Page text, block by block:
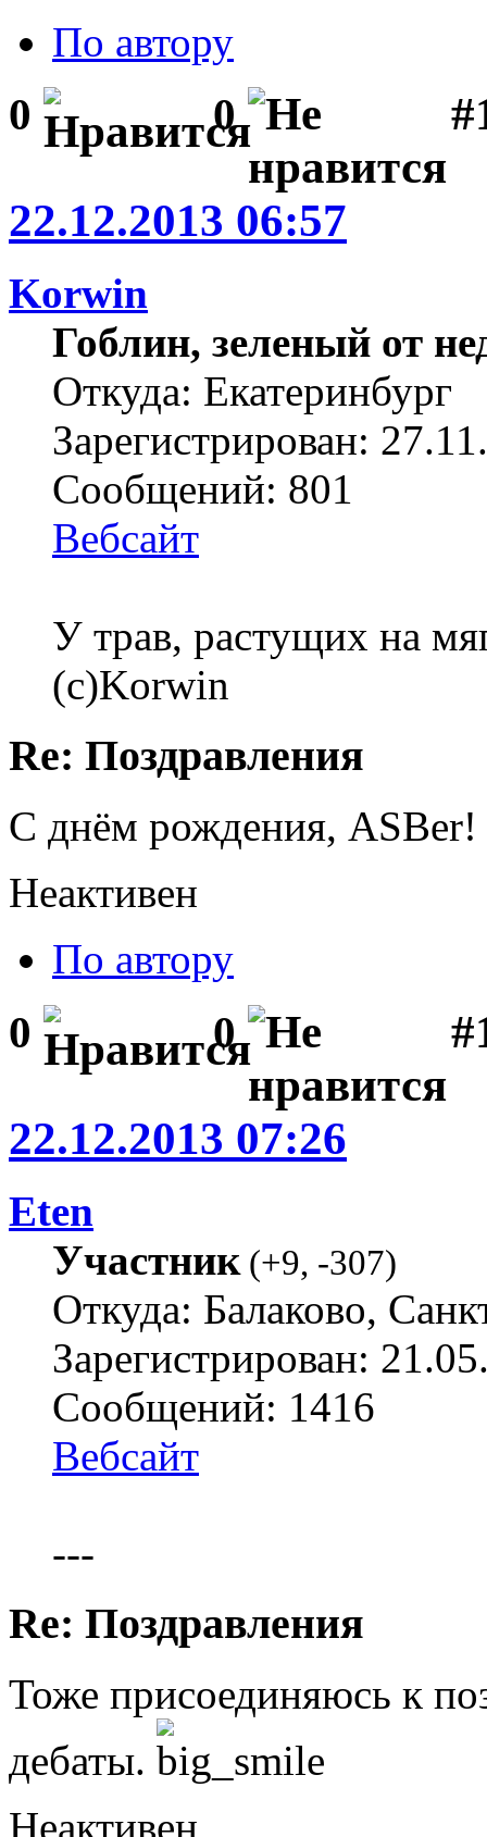
По автору
0 0
22.12.2013 06:57
Korwin
Гоблин, зеленый от
Откуда: Екатеринбург
Зарегистрирован:
Сообщений: 801
Вебсайт
У трав, растущих на
(с)Korwin
Re: Поздравления
С днём рождения, ASBer!
Неактивен
По автору
0 0
22.12.2013 07:26
Eten
Участник(+9, -307)
Откуда: Балаково,
Зарегистрирован:
Сообщений: 1416
Вебсайт
---
Re: Поздравления
Тоже присоединяюсь к
дебаты.
Неактивен